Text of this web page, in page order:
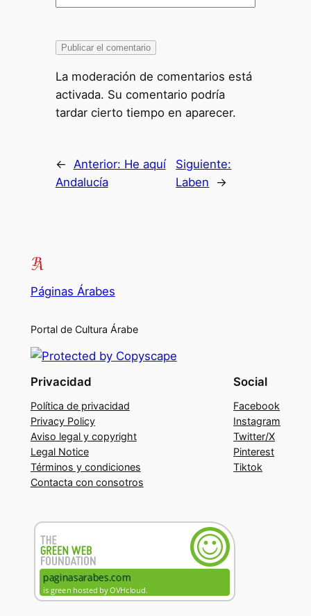
La moderación de comentarios está
activada. Su comentario podría
tardar cierto tiempo en aparecer.
← Anterior: He aquí
Andalucía
Siguiente:
Laben
→
Páginas Árabes
Portal de Cultura Árabe
Privacidad
Política de privacidad
Privacy Policy
Aviso legal y copyright
Legal Notice
Términos y condiciones
Contacta con consotros
Social
Facebook
Instagram
Twitter/X
Pinterest
Tiktok